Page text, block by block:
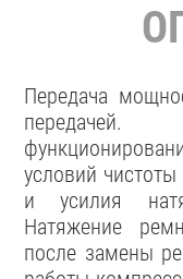
Передача
условий
и усилия
Натяжение
после замены